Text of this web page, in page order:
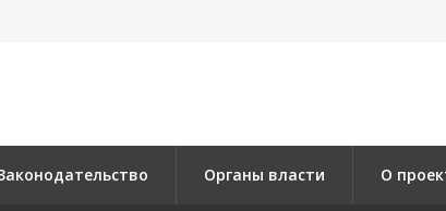
Органы власти О